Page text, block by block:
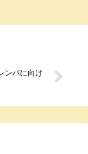
パに向け